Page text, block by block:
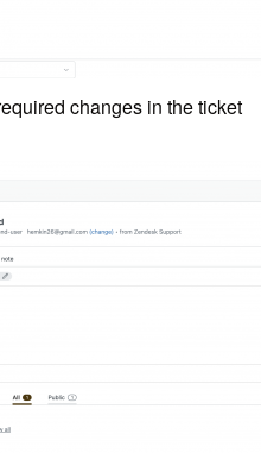
changes in the ticket